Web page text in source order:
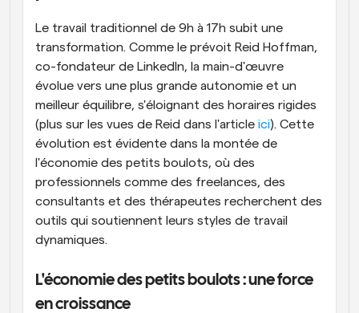
Le travail traditionnel de 9h à 17h subit une
transformation. Comme le prévoit Reid Hoffman,
co-fondateur de LinkedIn, la main-d'œuvre
évolue vers une plus grande autonomie et un
meilleur équilibre, s'éloignant des horaires rigides
(plus sur les vues de Reid dans l'article ici). Cette
évolution est évidente dans la montée de
l'économie des petits boulots, où des
professionnels comme des freelances, des
consultants et des thérapeutes recherchent des
outils qui soutiennent leurs styles de travail
dynamiques.
L'économie des petits boulots : une force
en croissance